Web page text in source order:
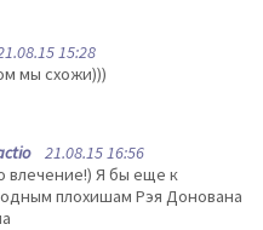
15:28
мы схожи)))
21.08.15 16:56
влечение!) Я бы еще к
плохишам Рэя Донована